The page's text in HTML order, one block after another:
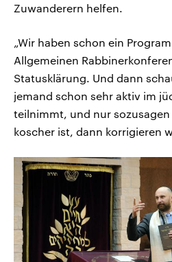
Zuwanderern helfen.
„Wir haben schon ein
Allgemeinen
Statusklärung. Und dann
jemand schon sehr aktiv im
teilnimmt, und nur
koscher ist, dann korrigieren